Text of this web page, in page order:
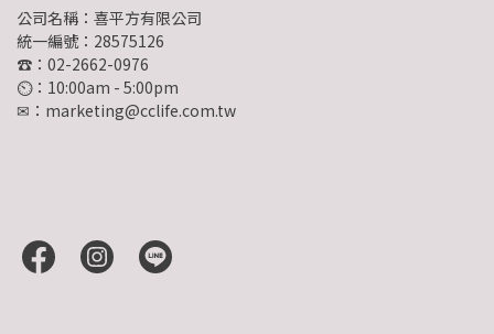
公司名稱：喜平方有限公司
統一編號：28575126
☎：02-2662-0976
⏲︎：10:00am - 5:00pm
✉：marketing@cclife.com.tw